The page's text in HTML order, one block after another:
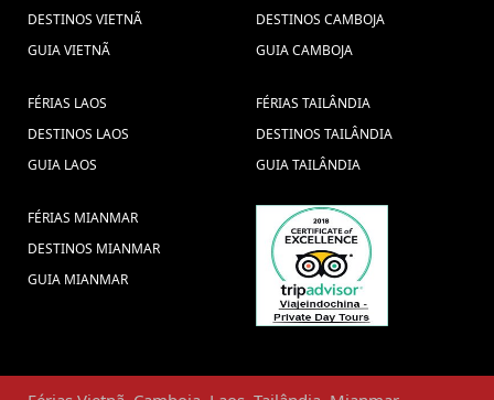
DESTINOS VIETNÃ
GUIA VIETNÃ
DESTINOS CAMBOJA
GUIA CAMBOJA
FÉRIAS LAOS
DESTINOS LAOS
GUIA LAOS
FÉRIAS TAILÂNDIA
DESTINOS TAILÂNDIA
GUIA TAILÂNDIA
FÉRIAS MIANMAR
DESTINOS MIANMAR
GUIA MIANMAR